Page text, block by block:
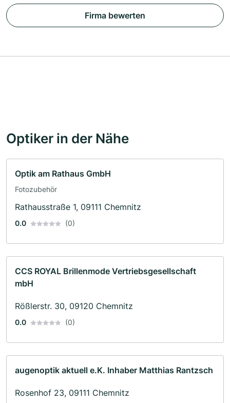
Firma bewerten
Optiker in der Nähe
Optik am Rathaus GmbH
Fotozubehör
Rathausstraße 1, 09111 Chemnitz
0.0 (0)
CCS ROYAL Brillenmode Vertriebsgesellschaft
mbH
Rößlerstr. 30, 09120 Chemnitz
0.0 (0)
augenoptik aktuell e.K. Inhaber Matthias Rantzsch
Rosenhof 23, 09111 Chemnitz